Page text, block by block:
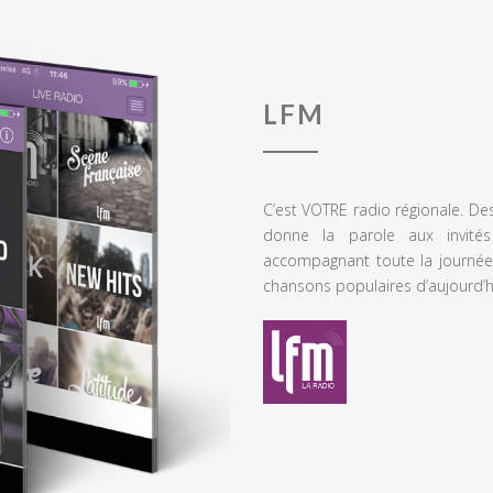
LFM
C’est VOTRE radio régionale.
donne la parole aux
accompagnant toute la
chansons populaires